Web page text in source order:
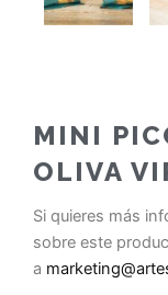
MINI
OLIVA
Si quieres más
sobre este
a